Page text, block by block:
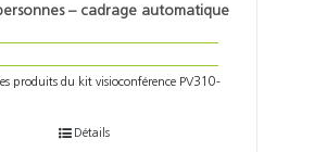
– cadrage automatique
produits du kit visioconférence PV310-
Détails